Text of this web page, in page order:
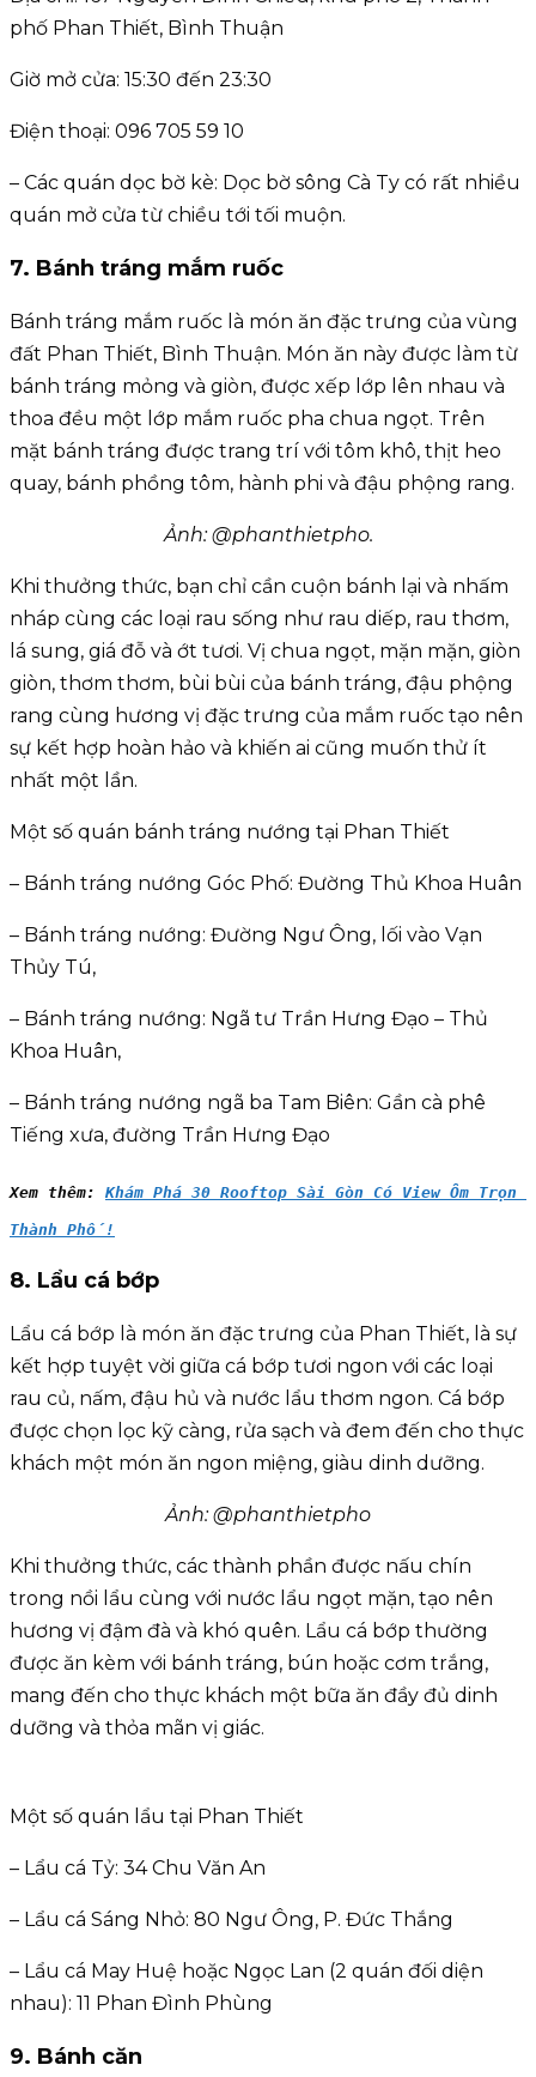
phố Phan Thiết, Bình Thuận
Giờ mở cửa: 15:30 đến 23:30
Điện thoại: 096 705 59 10
– Các quán dọc bờ kè: Dọc bờ sông Cà Ty có rất nhiều
quán mở cửa từ chiều tới tối muộn.
7. Bánh tráng mắm ruốc
Bánh tráng mắm ruốc là món ăn đặc trưng của vùng
đất Phan Thiết, Bình Thuận. Món ăn này được làm từ
bánh tráng mỏng và giòn, được xếp lớp lên nhau và
thoa đều một lớp mắm ruốc pha chua ngọt. Trên
mặt bánh tráng được trang trí với tôm khô, thịt heo
quay, bánh phồng tôm, hành phi và đậu phộng rang.
Ảnh: @phanthietpho.
Khi thưởng thức, bạn chỉ cần cuộn bánh lại và nhấm
nháp cùng các loại rau sống như rau diếp, rau thơm,
lá sung, giá đỗ và ớt tươi. Vị chua ngọt, mặn mặn, giòn
giòn, thơm thơm, bùi bùi của bánh tráng, đậu phộng
rang cùng hương vị đặc trưng của mắm ruốc tạo nên
sự kết hợp hoàn hảo và khiến ai cũng muốn thử ít
nhất một lần.
Một số quán bánh tráng nướng tại Phan Thiết
– Bánh tráng nướng Góc Phố: Đường Thủ Khoa Huân
– Bánh tráng nướng: Đường Ngư Ông, lối vào Vạn
Thủy Tú,
– Bánh tráng nướng: Ngã tư Trần Hưng Đạo – Thủ
Khoa Huân,
– Bánh tráng nướng ngã ba Tam Biên: Gần cà phê
Tiếng xưa, đường Trần Hưng Đạo
Xem thêm: Khám Phá 30 Rooftop Sài Gòn Có View Ôm Trọn
Thành Phố!
8. Lẩu cá bớp
Lẩu cá bớp là món ăn đặc trưng của Phan Thiết, là sự
kết hợp tuyệt vời giữa cá bớp tươi ngon với các loại
rau củ, nấm, đậu hủ và nước lẩu thơm ngon. Cá bớp
được chọn lọc kỹ càng, rửa sạch và đem đến cho thực
khách một món ăn ngon miệng, giàu dinh dưỡng.
Ảnh: @phanthietpho
Khi thưởng thức, các thành phần được nấu chín
trong nồi lẩu cùng với nước lẩu ngọt mặn, tạo nên
hương vị đậm đà và khó quên. Lẩu cá bớp thường
được ăn kèm với bánh tráng, bún hoặc cơm trắng,
mang đến cho thực khách một bữa ăn đầy đủ dinh
dưỡng và thỏa mãn vị giác.
Một số quán lẩu tại Phan Thiết
– Lẩu cá Tỷ: 34 Chu Văn An
– Lẩu cá Sáng Nhỏ: 80 Ngư Ông, P. Đức Thắng
– Lẩu cá May Huệ hoặc Ngọc Lan (2 quán đối diện
nhau): 11 Phan Đình Phùng
9. Bánh căn